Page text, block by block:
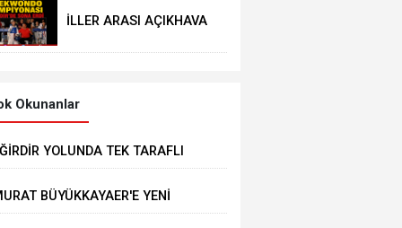
İLLER ARASI AÇIKHAVA
ŞAMPİYONASI
Okunanlar
YOLUNDA TEK TARAFLI
BÜYÜKKAYAER'E YENİ